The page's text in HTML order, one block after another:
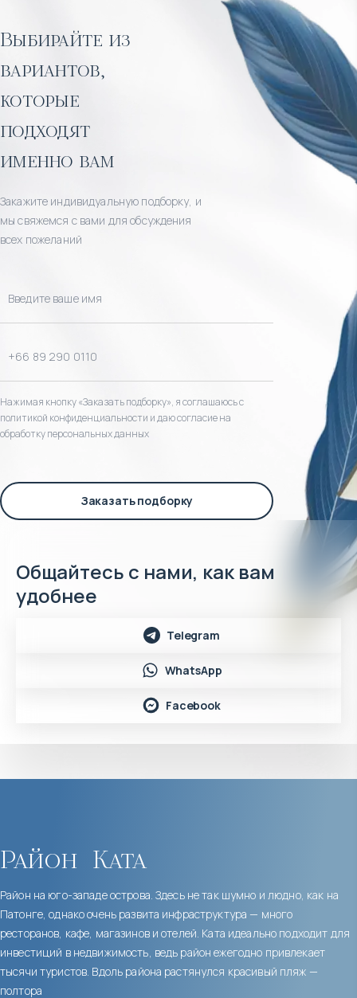
Выбирайте из
вариантов,
которые
подходят
именно вам
Закажите индивидуальную подборку, и
мы свяжемся с вами для обсуждения
всех пожеланий
Нажимая кнопку «Заказать подборку», я соглашаюсь с
политикой конфиденциальности и даю согласие на
обработку персональных данных
Заказать подборку
Общайтесь с нами, как вам
удобнее
Telegram
WhatsApp
Facebook
Район Ката
Район на юго-западе острова. Здесь не так шумно и людно, как на
Патонге, однако очень развита инфраструктура — много
ресторанов, кафе, магазинов и отелей. Ката идеально подходит для
инвестиций в недвижимость, ведь район ежегодно привлекает
тысячи туристов. Вдоль района растянулся красивый пляж —
полтора